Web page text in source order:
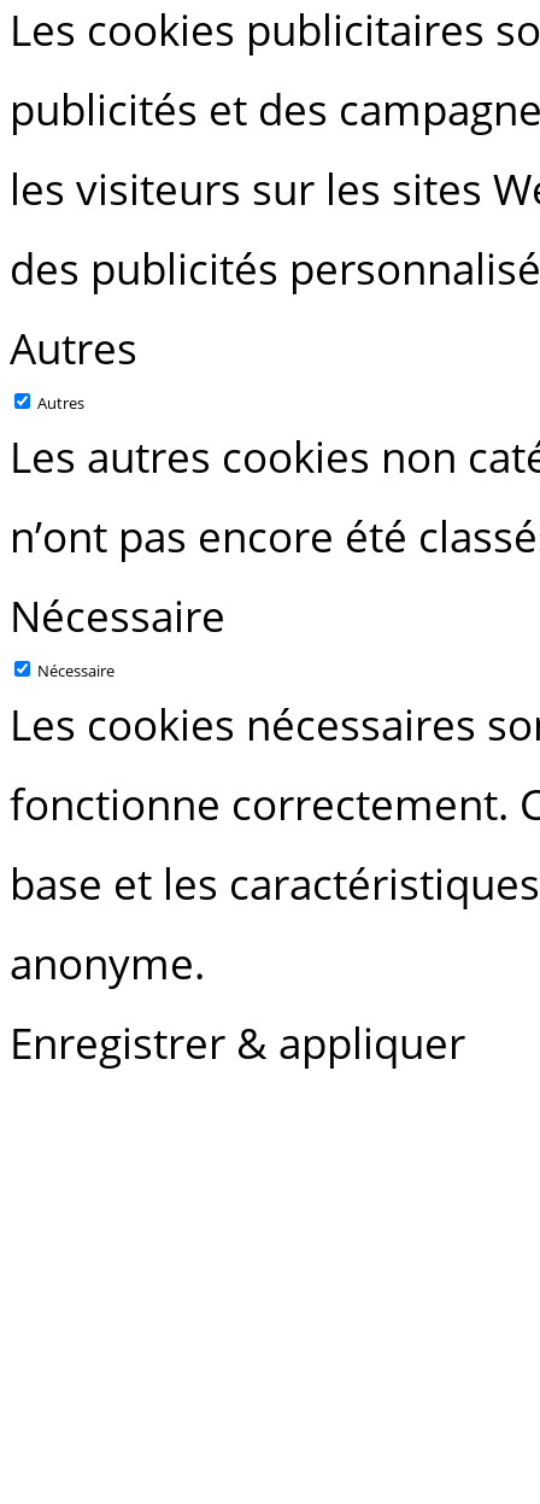
Les cookies publicitaires
publicités et des
les visiteurs sur les sites
des publicités
Autres
Autres
Les autres cookies non
n’ont pas encore été
Nécessaire
Nécessaire
Les cookies nécessaires
fonctionne correctement.
base et les
anonyme.
Enregistrer & appliquer